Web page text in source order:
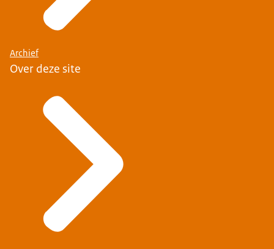
Archief
Over deze site